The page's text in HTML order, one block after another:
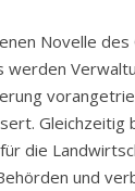
Novelle des
werden
Gleichzeitig
die
und